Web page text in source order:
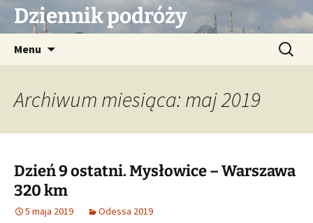
PrzejdźDziennik podróży
Menu Szukaj:
Archiwum miesiąca: maj 2019
Dzień 9 ostatni. Mysłowice – Warszawa
320 km
5 maja 2019 Odessa 2019